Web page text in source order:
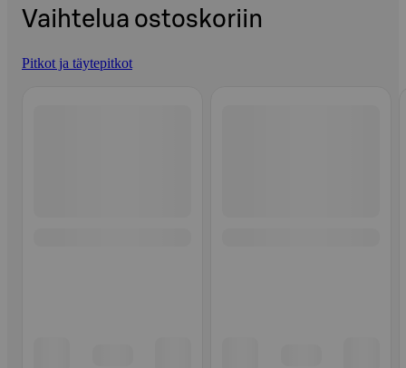
Vaihtelua ostoskoriin
Pitkot ja täytepitkot